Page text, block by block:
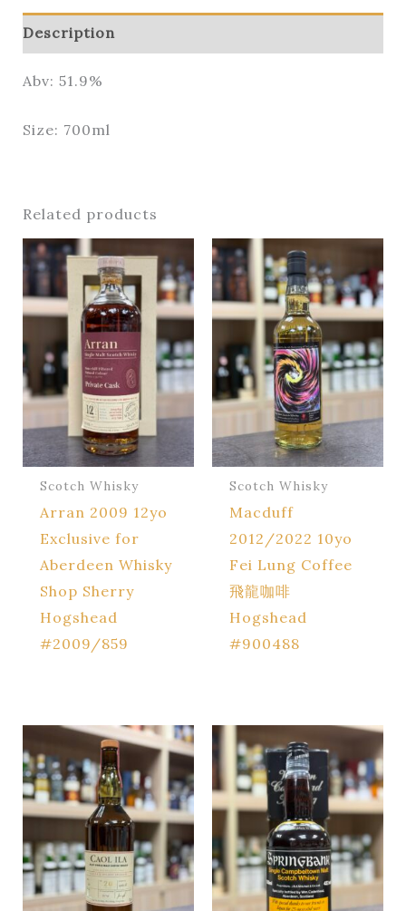
Description
Abv: 51.9%
Size: 700ml
Related products
Scotch Whisky
Arran 2009 12yo
Exclusive for
Aberdeen Whisky
Shop Sherry
Hogshead
#2009/859
Scotch Whisky
Macduff
2012/2022 10yo
Fei Lung Coffee
飛龍咖啡
Hogshead
#900488